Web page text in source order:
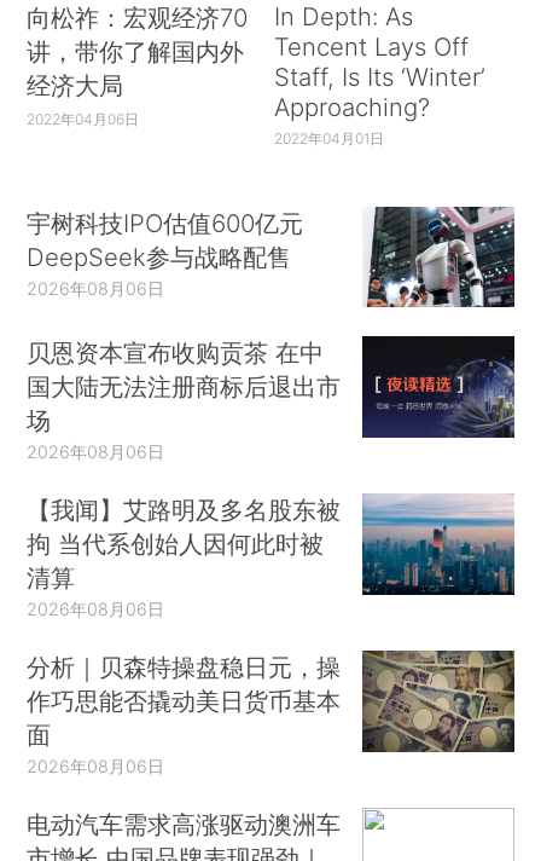
向松祚：宏观经济70
讲，带你了解国内外
经济大局
2022年04月06日
In Depth: As
Tencent Lays Off
Staff, Is Its ‘Winter’
Approaching?
2022年04月01日
宇树科技IPO估值600亿元
DeepSeek参与战略配售
2026年08月06日
贝恩资本宣布收购贡茶 在中
国大陆无法注册商标后退出市
场
2026年08月06日
【我闻】艾路明及多名股东被
拘 当代系创始人因何此时被
清算
2026年08月06日
分析｜贝森特操盘稳日元，操
作巧思能否撬动美日货币基本
面
2026年08月06日
电动汽车需求高涨驱动澳洲车